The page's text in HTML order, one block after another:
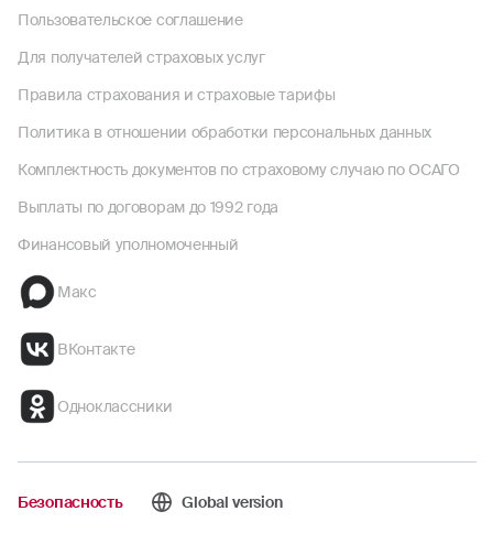
Пользовательское соглашение
Для получателей страховых услуг
Правила страхования и страховые тарифы
Политика в отношении обработки персональных данных
Комплектность документов по страховому случаю по ОСАГО
Выплаты по договорам до 1992 года
Финансовый уполномоченный
Макс
ВКонтакте
Одноклассники
Безопасность Global version